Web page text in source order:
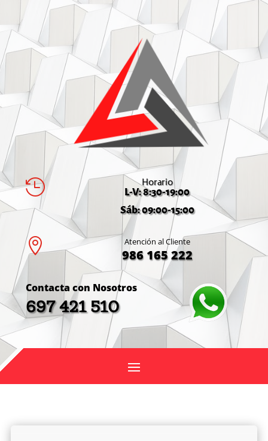
 Horario
L-V: 8:30-19:00
Sáb: 09:00-15:00
 Atención al Cliente
986 165 222
Contacta con Nosotros
697 421 510